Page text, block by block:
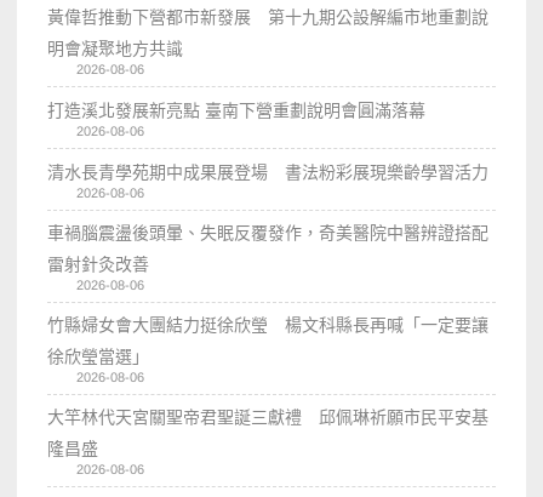
黃偉哲推動下營都市新發展 第十九期公設解編市地重劃說
明會凝聚地方共識
2026-08-06
打造溪北發展新亮點 臺南下營重劃說明會圓滿落幕
2026-08-06
清水長青學苑期中成果展登場 書法粉彩展現樂齡學習活力
2026-08-06
車禍腦震盪後頭暈、失眠反覆發作，奇美醫院中醫辨證搭配
雷射針灸改善
2026-08-06
竹縣婦女會大團結力挺徐欣瑩 楊文科縣長再喊「一定要讓
徐欣瑩當選」
2026-08-06
大竿林代天宮關聖帝君聖誕三獻禮 邱佩琳祈願市民平安基
隆昌盛
2026-08-06